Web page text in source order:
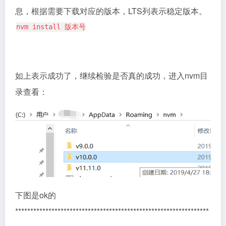
息，根据需要下载对应的版本，LTS列表示稳定版本。
nvm install 版本号
如上表示成功了，继续检验是否真的成功，进入nvm目
录查看：
下图是ok的
****************************************************************